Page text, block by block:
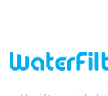
obsah